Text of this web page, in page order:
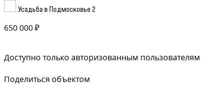
Усадьба в Подмосковье 2
650 000 ₽
Доступно только авторизованным пользователям
Поделиться объектом